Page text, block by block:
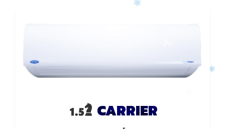
بالتكييف المركزي التقليدي وغير مكلف من ناحية
CARRIER